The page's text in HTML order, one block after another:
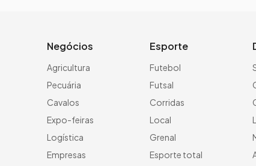
Negócios
Agricultura
Pecuária
Cavalos
Expo-feiras
Logística
Empresas
Esporte
Futebol
Futsal
Corridas
Local
Grenal
Esporte total